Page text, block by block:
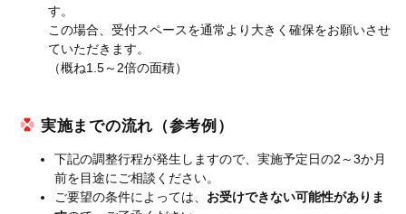
す。
この場合、受付スペースを通常より大きく確保をお願いさせ
ていただきます。
（概ね1.5～2倍の面積）
実施までの流れ（参考例）
下記の調整行程が発生しますので、実施予定日の2～3か月
前を目途にご相談ください。
ご要望の条件によっては、 お受けできない可能性がありま